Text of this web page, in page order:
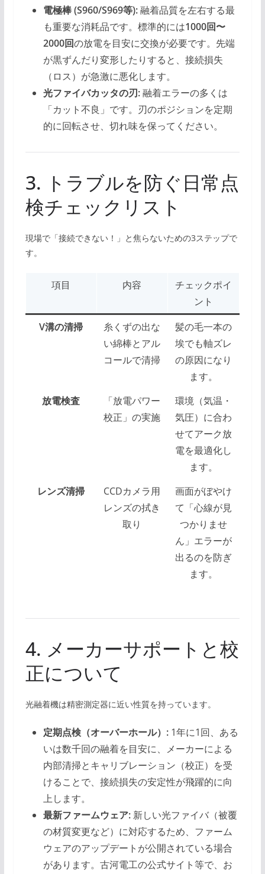
電極棒 (S960/S969等):融着品質を左右する最
も重要な消耗品です。標準的には1000回〜
2000回の放電を目安に交換が必要です。先端
が黒ずんだり変形したりすると、接続損失
（ロス）が急激に悪化します。
光ファイバカッタの刃:融着エラーの多くは
「カット不良」です。刃のポジションを定期
的に回転させ、切れ味を保ってください。
3. トラブルを防ぐ日常点
検チェックリスト
現場で「接続できない！」と焦らないための3ステップで
す。
項目 内容
チェックポイ
ント
V溝の清掃
糸くずの出な
い綿棒とアル
コールで清掃
髪の毛一本の
埃でも軸ズレ
の原因になり
ます。
放電検査
「放電パワー
校正」の実施
環境（気温・
気圧）に合わ
せてアーク放
電を最適化し
ます。
レンズ清掃
CCDカメラ用
レンズの拭き
取り
画面がぼやけ
て「心線が見
つかりませ
ん」エラーが
出るのを防ぎ
ます。
4. メーカーサポートと校
正について
光融着機は精密測定器に近い性質を持っています。
定期点検（オーバーホール）:1年に1回、ある
いは数千回の融着を目安に、メーカーによる
内部清掃とキャリブレーション（校正）を受
けることで、接続損失の安定性が飛躍的に向
上します。
最新ファームウェア:新しい光ファイバ（被覆
の材質変更など）に対応するため、ファーム
ウェアのアップデートが公開されている場合
があります。古河電工の公式サイト等で、お